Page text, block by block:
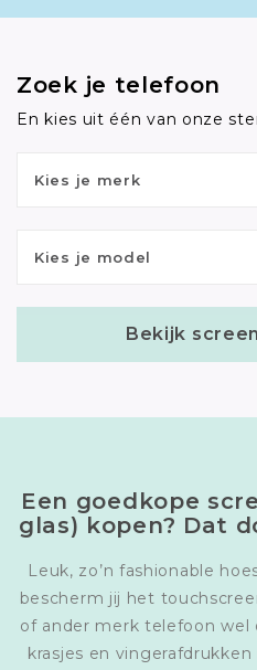
Zoek je telefoon
En kies uit één van onze
Kies je merk
Kies je model
Bekijk
Een goedkope
glas) kopen? Dat
Leuk, zo’n fashionable
bescherm jij het
of ander merk telefoon wel
krasjes en